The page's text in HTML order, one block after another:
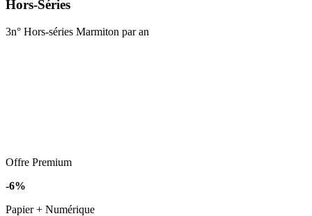
Hors-Séries
3n° Hors-séries Marmiton par an
Offre Premium
-6%
Papier + Numérique